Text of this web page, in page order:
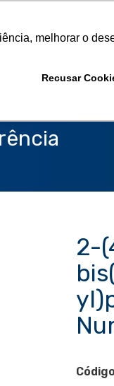
melhorar o
Recusar
Sobre a CMS
2-